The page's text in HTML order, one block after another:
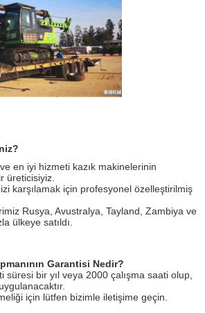
en iyi hizmeti kazık makinelerinin
üreticisiyiz.
karşılamak için profesyonel özelleştirilmiş
Rusya, Avustralya, Tayland, Zambiya ve
ülkeye satıldı.
Garantisi Nedir?
süresi bir yıl veya 2000 çalışma saati olup,
için lütfen bizimle iletişime geçin.